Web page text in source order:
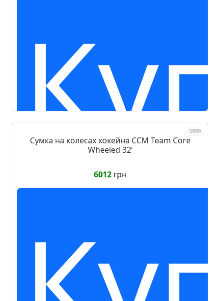
5999
Сумка на колесах хокейна CCM Team Core
Wheeled 32ʼ
6012грн